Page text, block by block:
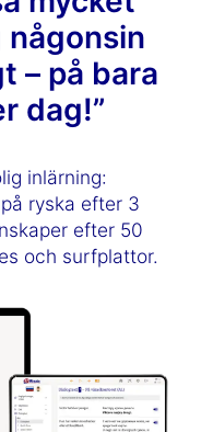
någonsin
– på bara
dag!”
inlärning:
ryska efter 3
efter 50
och surfplattor.